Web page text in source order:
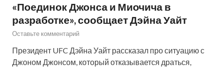
«Поединок Джонса и Миочича в
разработке», сообщает Дэйна Уайт
Оставьте комментарий
Президент UFC Дэйна Уайт рассказал про ситуацию с
Джоном Джонсом, который отказывается драться,